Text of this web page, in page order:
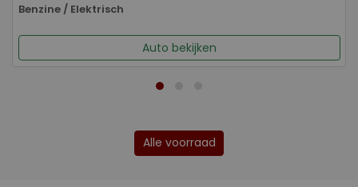
Benzine / Elektrisch
Auto bekijken
Alle voorraad